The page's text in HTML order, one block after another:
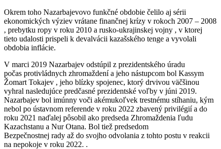
Okrem toho Nazarbajevovo funkčné obdobie čelilo aj sérii
ekonomických výziev vrátane finančnej krízy v rokoch 2007 – 2008
, prebytku ropy v roku 2010 a rusko-ukrajinskej vojny , v ktorej
tieto udalosti prispeli k devalvácii kazašského tenge a vyvolali
obdobia inflácie.
V marci 2019 Nazarbajev odstúpil z prezidentského úradu
počas protivládnych zhromaždení a jeho nástupcom bol Kassym
Žomart Tokajev , jeho blízky spojenec, ktorý drvivou väčšinou
vyhral nasledujúce predčasné prezidentské voľby v júni 2019.
Nazarbajev bol imúnny voči akémukoľvek trestnému stíhaniu, kým
nebol po ústavnom referende v roku 2022 zbavený privilégií a do
roku 2021 naďalej pôsobil ako predseda Zhromaždenia ľudu
Kazachstanu a Nur Otana. Bol tiež predsedom
Bezpečnostnej rady až do svojho odvolania z tohto postu v reakcii
na nepokoje v roku 2022. .